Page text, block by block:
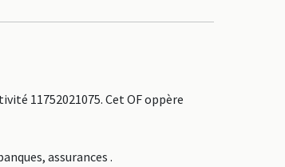
11752021075. Cet OF oppère
assurances .